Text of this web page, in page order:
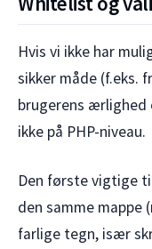
Hvis vi ikke har
sikker måde (f.eks.
brugerens ærlighed
ikke på PHP-niveau.
Den første vigtige
den samme mappe
farlige tegn, især